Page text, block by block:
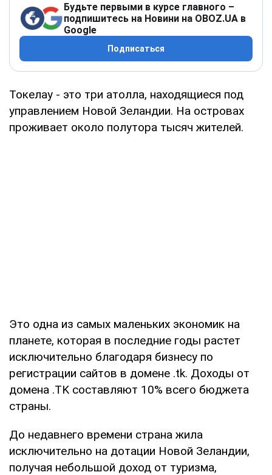
Будьте первыми в курсе главного –
подпишитесь на Новини на OBOZ.UA в
Google
Подписаться
Токелау - это три атолла, находящиеся под
управлением Новой Зеландии. На островах
проживает около полутора тысяч жителей.
Это одна из самых маленьких экономик на
планете, которая в последние годы растет
исключительно благодаря бизнесу по
регистрации сайтов в домене .tk. Доходы от
домена .TK составляют 10% всего бюджета
страны.
До недавнего времени страна жила
исключительно на дотации Новой Зеландии,
получая небольшой доход от туризма,